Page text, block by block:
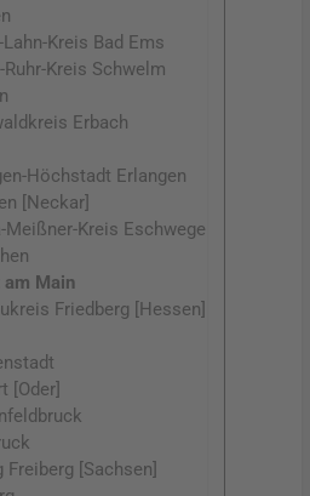
Kreis Bad Ems
Kreis Schwelm
Erbach
Höchstadt Erlangen
[Neckar]
Meißner-Kreis Eschwege
am Main
Friedberg [Hessen]
[Oder]
Freiberg [Sachsen]